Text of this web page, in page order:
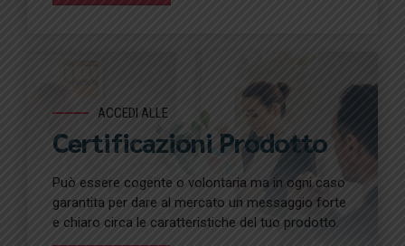
ACCEDI ALLE
Certificazioni Prodotto
Può essere cogente o volontaria ma in ogni caso
garantita per dare al mercato un messaggio forte
e chiaro circa le caratteristiche del tuo prodotto.